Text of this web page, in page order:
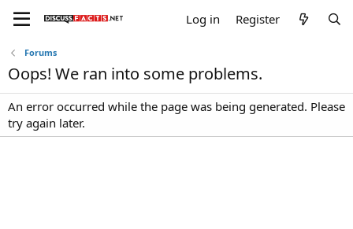
Log in Register
Forums
Oops! We ran into some problems.
An error occurred while the page was being generated. Please
try again later.